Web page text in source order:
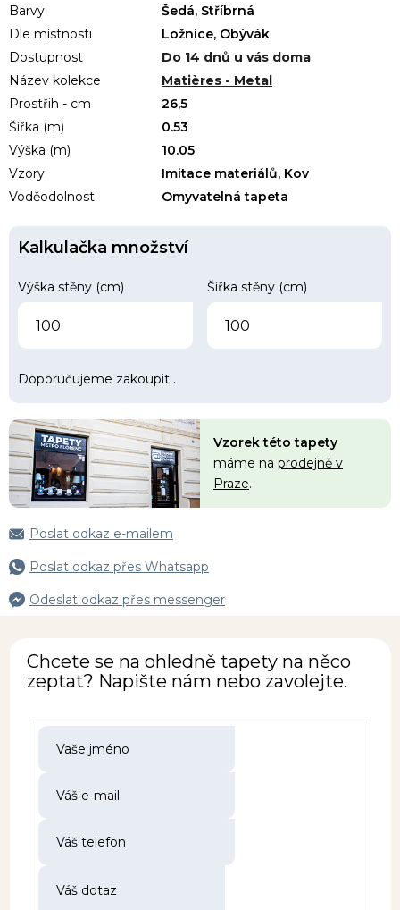
Barvy
Šedá, Stříbrná
Dle místnosti
Ložnice, Obývák
Dostupnost
Do 14 dnů u vás doma
Název kolekce
Matières - Metal
Prostřih - cm
26,5
Šířka (m)
0.53
Výška (m)
10.05
Vzory
Imitace materiálů, Kov
Voděodolnost
Omyvatelná tapeta
Kalkulačka množství
Výška stěny (cm) Šířka stěny (cm)
Doporučujeme zakoupit .
Vzorek této tapety
máme na prodejně v
Praze.
Poslat odkaz e-mailem
Poslat odkaz přes Whatsapp
Odeslat odkaz přes messenger
Chcete se na ohledně tapety na něco
zeptat? Napište nám nebo zavolejte.